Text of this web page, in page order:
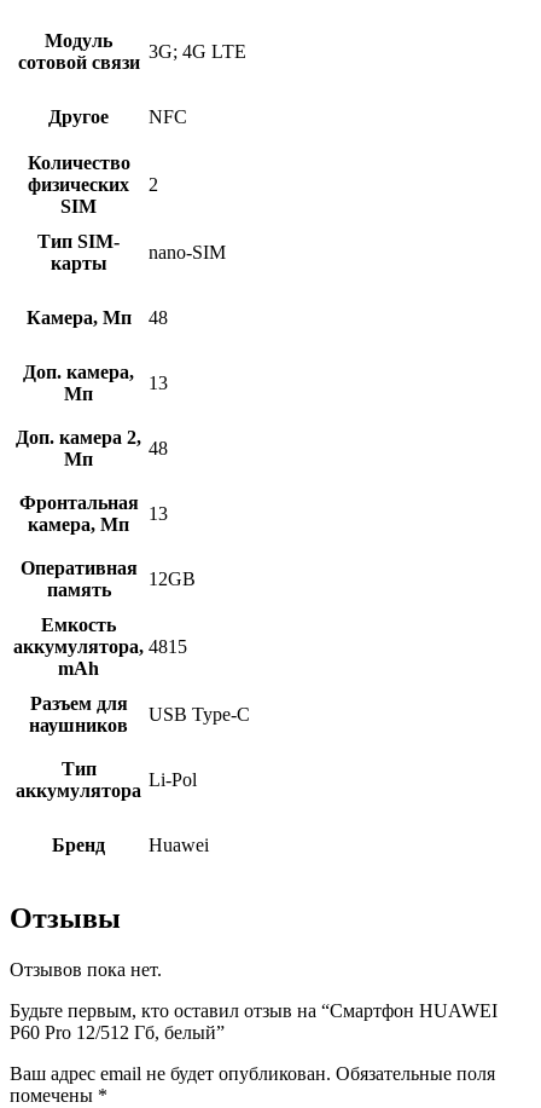
Модуль
сотовой связи
3G; 4G LTE
Другое NFC
Количество
физических
SIM
2
Тип SIM-
карты
nano-SIM
Камера, Мп 48
Доп. камера,
Мп
13
Доп. камера 2,
Мп
48
Фронтальная
камера, Мп
13
Оперативная
память
12GB
Емкость
аккумулятора,
mAh
4815
Разъем для
наушников
USB Type-C
Тип
аккумулятора
Li-Pol
Бренд Huawei
Отзывы
Отзывов пока нет.
Будьте первым, кто оставил отзыв на “Смартфон HUAWEI
P60 Pro 12/512 Гб, белый”
Ваш адрес email не будет опубликован. Обязательные поля
помечены *